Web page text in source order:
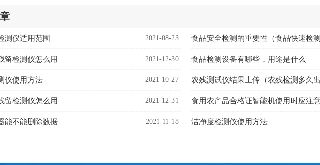
测仪适用范围 2021-08-23 食品安全检测的重要性（食品快速检
留检测仪怎么用 2021-12-30 食品检测设备有哪些，用途是什么
仪使用方法 2021-10-27 农残测试仪结果上传（农残检测多久出
留检测仪怎么用 2021-12-31 食用农产品合格证智能机使用时应注
能不能删除数据 2021-11-18 洁净度检测仪使用方法